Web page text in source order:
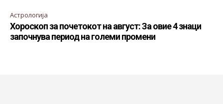
Астрологија
Хороскоп за почетокот на август: За овие 4 знаци
започнува период на големи промени